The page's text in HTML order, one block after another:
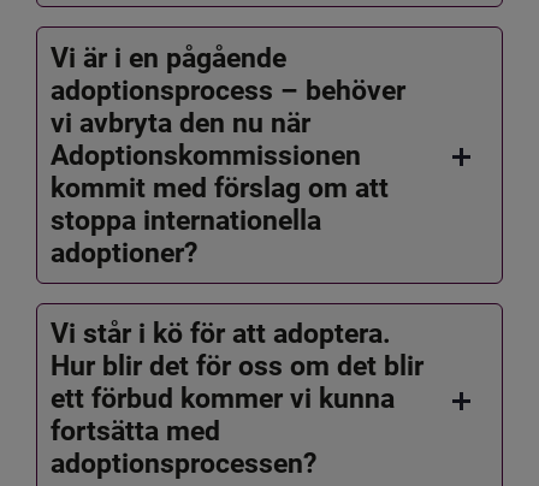
Vi är i en pågående
adoptionsprocess – behöver
vi avbryta den nu när
Adoptionskommissionen
kommit med förslag om att
stoppa internationella
adoptioner?
Vi står i kö för att adoptera.
Hur blir det för oss om det blir
ett förbud kommer vi kunna
fortsätta med
adoptionsprocessen?